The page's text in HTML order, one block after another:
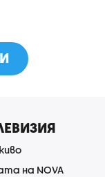
на NOVA